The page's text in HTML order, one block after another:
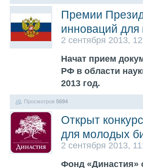
Премии
инноваций
2 сентября 2013,
Начат прием
РФ в области
2013 год.
Просмотров 5694
Открыт
для молодых
2 сентября 2013,
Фонд «Династия»